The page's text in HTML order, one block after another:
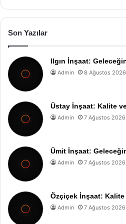
Son Yazılar
Ilgın İnşaat:
Admin 8 Ağustos 2026
Üstay İnşaat: Kalite
Admin 7 Ağustos 2026
Ümit İnşaat:
Admin 7 Ağustos 2026
Özçiçek İnşaat:
Admin 7 Ağustos 2026